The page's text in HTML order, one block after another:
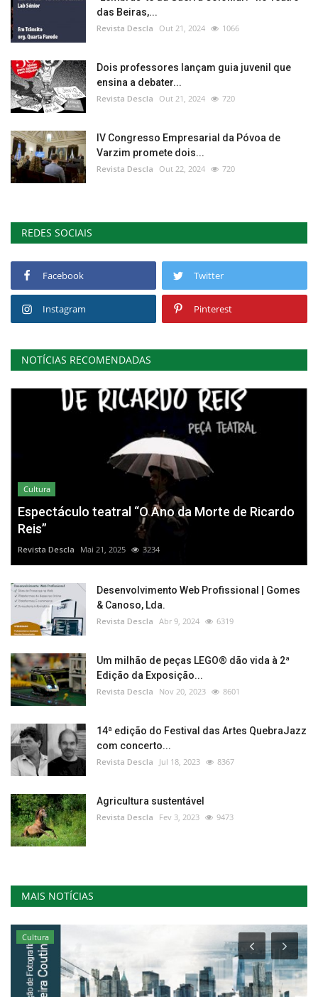
das Beiras,...
Revista Descla Out 21, 2024 1066
Dois professores lançam guia juvenil que
ensina a debater...
Revista Descla Out 21, 2024 720
IV Congresso Empresarial da Póvoa de
Varzim promete dois...
Revista Descla Out 22, 2024 720
REDES SOCIAIS
Facebook Twitter
Instagram Pinterest
NOTÍCIAS RECOMENDADAS
Cultura
Espectáculo teatral “O Ano da Morte de Ricardo
Reis”
Revista Descla Mai 21, 2025 3234
Desenvolvimento Web Profissional | Gomes
& Canoso, Lda.
Revista Descla Abr 9, 2024 6319
Um milhão de peças LEGO® dão vida à 2ª
Edição da Exposição...
Revista Descla Nov 20, 2023 8601
14ª edição do Festival das Artes QuebraJazz
com concerto...
Revista Descla Jul 18, 2023 8367
Agricultura sustentável
Revista Descla Fev 3, 2023 9473
MAIS NOTÍCIAS
Cultura